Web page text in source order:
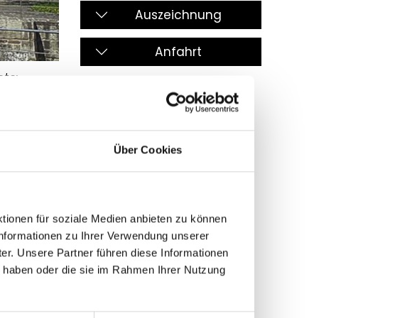
Über Cookies
für soziale Medien anbieten zu können
zu Ihrer Verwendung unserer
Unsere Partner führen diese Informationen
oder die sie im Rahmen Ihrer Nutzung
gehen,
wie "Alle
Auszeichnung
Anfahrt